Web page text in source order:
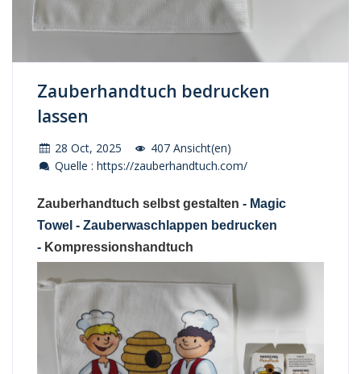
Zauberhandtuch bedrucken
lassen
28 Oct, 2025
407 Ansicht(en)
Quelle : https://zauberhandtuch.com/
Zauberhandtuch selbst gestalten - Magic
Towel - Zauberwaschlappen bedrucken
- Kompressionshandtuch